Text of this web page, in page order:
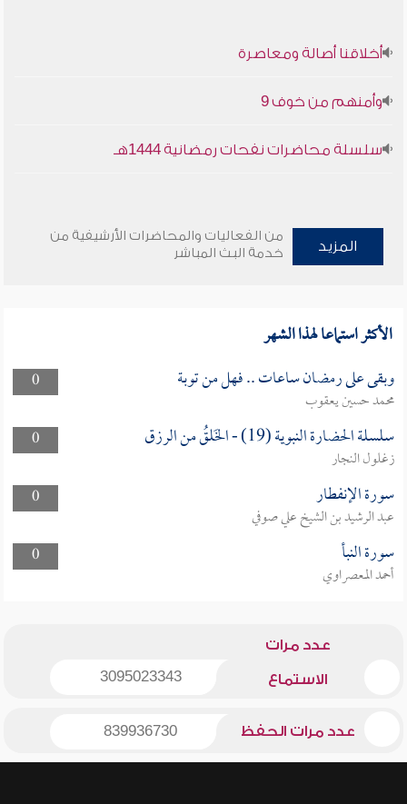
أخلاقنا أصالة ومعاصرة
وأمنهم من خوف 9
سلسلة محاضرات نفحات رمضانية 1444هـ
المزيد
من الفعاليات والمحاضرات الأرشيفية من
خدمة البث المباشر
الأكثر استماعا لهذا الشهر
0 وبقى على رمضان ساعات .. فهل من توبة
محمد حسين يعقوب
0
سلسلة الحضارة النبوية (19) - الخَلقُ من الرزق
زغلول النجار
0
سورة الإنفطار
عبد الرشيد بن الشيخ علي صوفي
0
سورة النبأ
أحمد المعصراوي
عدد مرات
الاستماع 3095023343
عدد مرات الحفظ 839936730